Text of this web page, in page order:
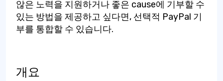
않은 노력을 지원하거나 좋은 cause에 기부할 수
있는 방법을 제공하고 싶다면, 선택적 PayPal 기
부를 통합할 수 있습니다.
개요